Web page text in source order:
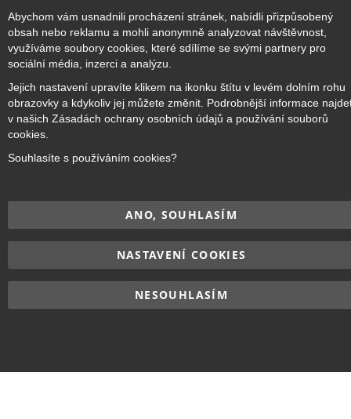
Copyright © 2017–2026 BRIDGE Academy
, Všechna práva
vyhrazena.
Abychom vám usnadnili procházení stránek, nabídli přizpůsobený
obsah nebo reklamu a mohli anonymně analyzovat návštěvnost,
využíváme soubory cookies, které sdílíme se svými partnery pro
sociální média, inzerci a analýzu.
Jejich nastavení upravíte klikem na ikonku štítu v levém dolním rohu
obrazovky a kdykoliv jej můžete změnit. Podrobnější informace
v našich Zásadách ochrany osobních údajů a používání souborů
cookies.
Souhlasíte s používáním cookies?
ANO, SOUHLASÍM
NASTAVENÍ COOKIES
NESOUHLASÍM